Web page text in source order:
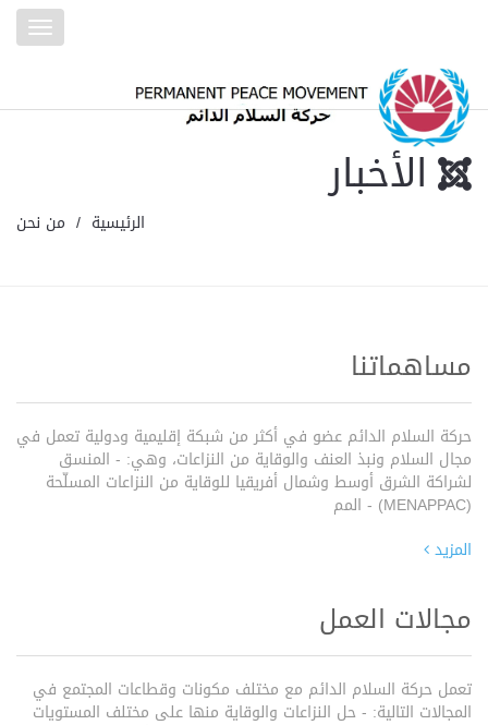
الأخبار
الرئيسية من نحن
مساهماتنا
حركة السلام الدائم عضو في أكثر من شبكة إقليمية ودولية تعمل في
مجال السلام ونبذ العنف والوقاية من النزاعات، وهي: - المنسق
لشراكة الشرق أوسط وشمال أفريقيا للوقاية من النزاعات المسلّحة
(MENAPPAC) - المم
المزيد
مجالات العمل
تعمل حركة السلام الدائم مع مختلف مكونات وقطاعات المجتمع في
المجالات التالية: - حل النزاعات والوقاية منها على مختلف المستويات